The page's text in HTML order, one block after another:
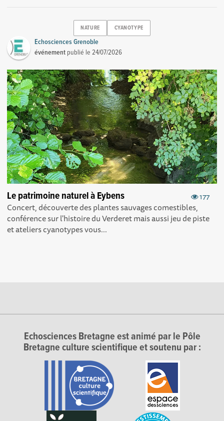
NATURE CYANOTYPE
Echosciences Grenoble
événement publié le24/07/2026
177
Le patrimoine naturel à Eybens
Concert, découverte des plantes sauvages comestibles,
conférence sur l'histoire du Verderet mais aussi jeu de piste
et ateliers cyanotypes vous...
Echosciences Bretagne est animé par le Pôle
Bretagne culture scientifique et soutenu par :